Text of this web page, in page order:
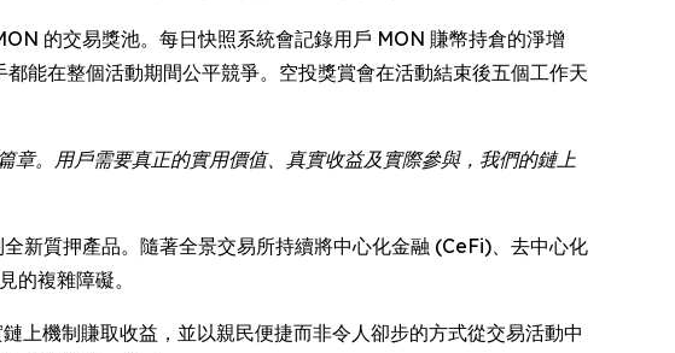
的交易獎池。每日快照系統會記錄用戶 MON 賺幣持倉的淨增
能在整個活動期間公平競爭。空投獎賞會在活動結束後五個工作天
章。用戶需要真正的實用價值、真實收益及實際參與，我們的鏈上
新質押產品。隨著全景交易所持續將中心化金融 (CeFi)、去中心化
的複雜障礙。
上機制賺取收益，並以親民便捷而非令人卻步的方式從交易活動中